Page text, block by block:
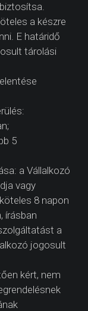
a készre
E határidő
tárolási
5
a Vállalkozó
vagy
8 napon
írásban
a
jogosult
kért, nem